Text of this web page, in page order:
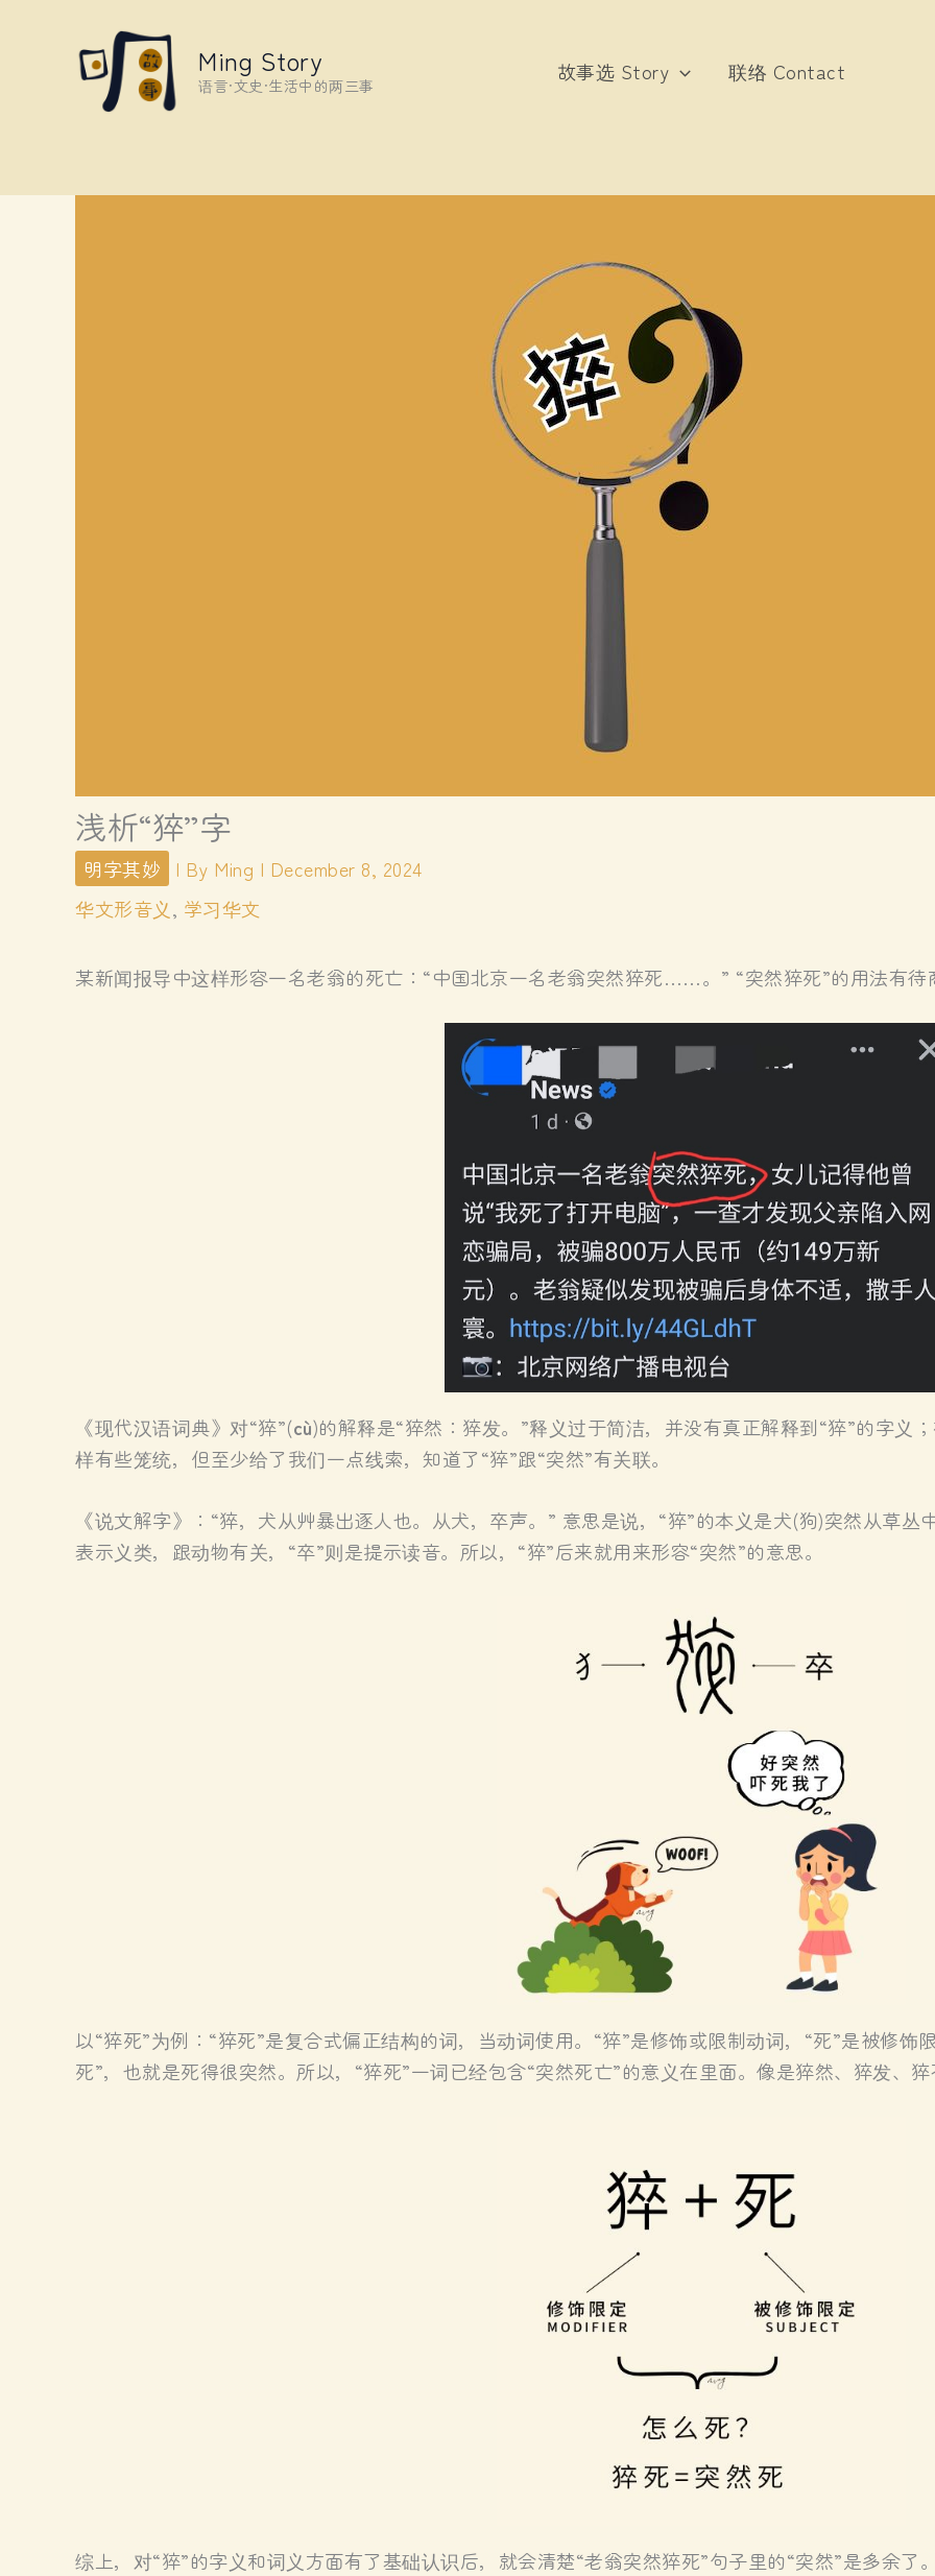
Ming Story
语言·文史·生活中的两三事
故事选 Story 联络 Contact
浅析“猝”字
明字其妙 | By Ming | December 8, 2024
华文形音义, 学习华文
某新闻报导中这样形容一名老翁的死亡：“中国北京一名老翁突然猝死……。” “突然猝死”的用法有待
《现代汉语词典》对“猝”(cù)的解释是“猝然：猝发。”释义过于简洁，并没有真正解释到“猝”的字义
样有些笼统，但至少给了我们一点线索，知道了“猝”跟“突然”有关联。
《说文解字》：“猝，犬从艸暴出逐人也。从犬，卒声。” 意思是说，“猝”的本义是犬(狗)突然从草丛
表示义类，跟动物有关，“卒”则是提示读音。所以，“猝”后来就用来形容“突然”的意思。
以“猝死”为例：“猝死”是复合式偏正结构的词，当动词使用。“猝”是修饰或限制动词，“死”是被修
死”，也就是死得很突然。所以，“猝死”一词已经包含“突然死亡”的意义在里面。像是猝然、猝发、
综上，对“猝”的字义和词义方面有了基础认识后，就会清楚“老翁突然猝死”句子里的“突然”是多余了